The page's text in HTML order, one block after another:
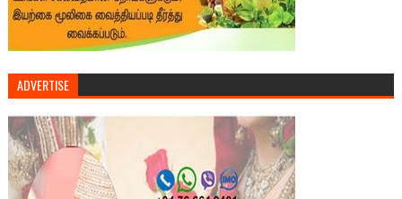
ADVERTISE